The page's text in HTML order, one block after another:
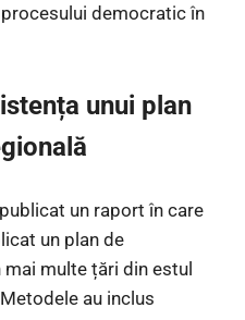
democratic în
unui plan
un raport în care
un plan de
multe țări din estul
au inclus